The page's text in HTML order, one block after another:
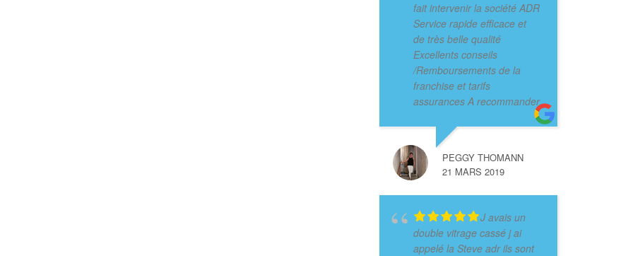
fait intervenir la société ADR
Service rapide efficace et
de très belle qualité
Excellents conseils
/Remboursements de la
franchise et tarifs
assurances A recommander
PEGGY THOMANN
21 MARS 2019
J avais un
double vitrage cassé j ai
appelé la Steve adr ils sont